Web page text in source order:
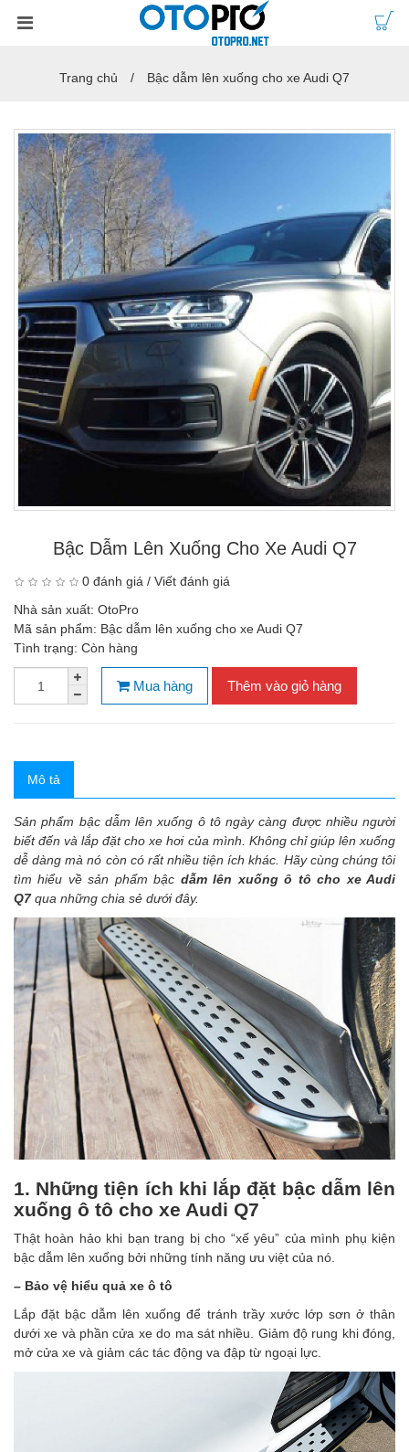
Trang chủ Bậc dẫm lên xuống cho xe Audi Q7
Bậc Dẫm Lên Xuống Cho Xe Audi Q7
0 đánh giá / Viết đánh giá
Nhà sản xuất: OtoPro
Mã sản phẩm: Bậc dẫm lên xuống cho xe Audi Q7
Tình trạng: Còn hàng
Mua hàng Thêm vào giỏ hàng
Mô tả
Sản phẩm bậc dẫm lên xuống ô tô ngày càng được nhiều người
biết đến và lắp đặt cho xe hơi của mình. Không chỉ giúp lên xuống
dễ dàng mà nó còn có rất nhiều tiện ích khác. Hãy cùng chúng tôi
tìm hiểu về sản phẩm bậc dẫm lên xuống ô tô cho xe Audi
Q7qua những chia sẻ dưới đây.
1. Những tiện ích khi lắp đặt bậc dẫm lên
xuống ô tô cho xe Audi Q7
Thật hoàn hảo khi bạn trang bị cho “xế yêu” của mình phụ kiện
bậc dẫm lên xuống bởi những tính năng ưu việt của nó.
– Bảo vệ hiểu quả xe ô tô
Lắp đặt bậc dẫm lên xuống để tránh trầy xước lớp sơn ở thân
dưới xe và phần cửa xe do ma sát nhiều. Giảm độ rung khi đóng,
mở cửa xe và giảm các tác động va đập từ ngoại lực.